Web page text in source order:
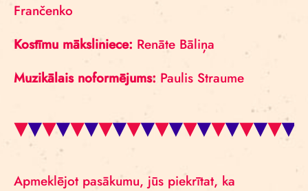
Frančenko
Kostīmu māksliniece: Renāte Bāliņa
Muzikālais noformējums: Paulis Straume
Apmeklējot pasākumu, jūs piekrītat, ka